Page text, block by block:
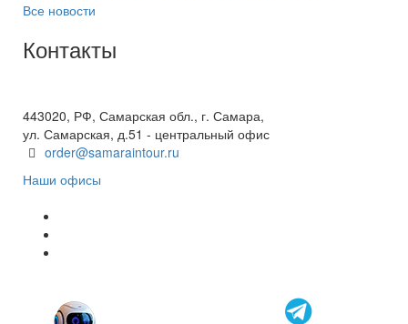
Все новости
Контакты
443020, РФ, Самарская обл., г. Самара,
ул. Самарская, д.51 - центральный офис
order@samaraintour.ru
Наши офисы